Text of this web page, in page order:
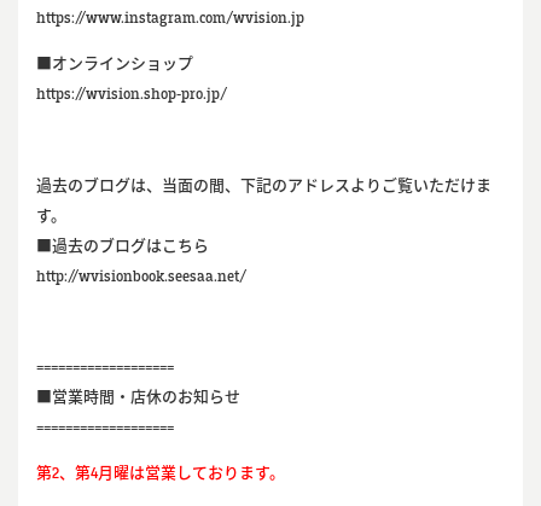
https://www.instagram.com/wvision.jp
■オンラインショップ
https://wvision.shop-pro.jp/
過去のブログは、当面の間、下記のアドレスよりご覧いただけま
す。
■過去のブログはこちら
http://wvisionbook.seesaa.net/
===================
■営業時間・店休のお知らせ
===================
第2、第4月曜は営業しております。